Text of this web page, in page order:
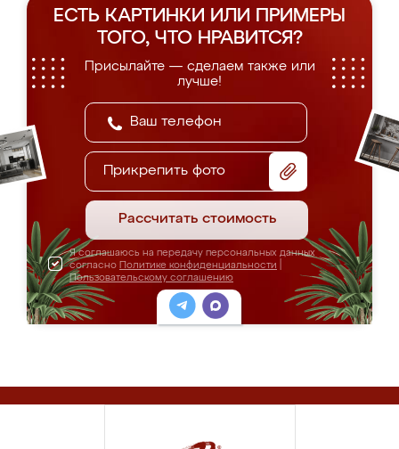
ЕСТЬ КАРТИНКИ ИЛИ ПРИМЕРЫ
ТОГО, ЧТО НРАВИТСЯ?
Присылайте — сделаем также или
лучше!
Прикрепить фото
Рассчитать стоимость
Я соглашаюсь на передачу персональных данных
согласно Политике конфиденциальности
Пользовательскому соглашению